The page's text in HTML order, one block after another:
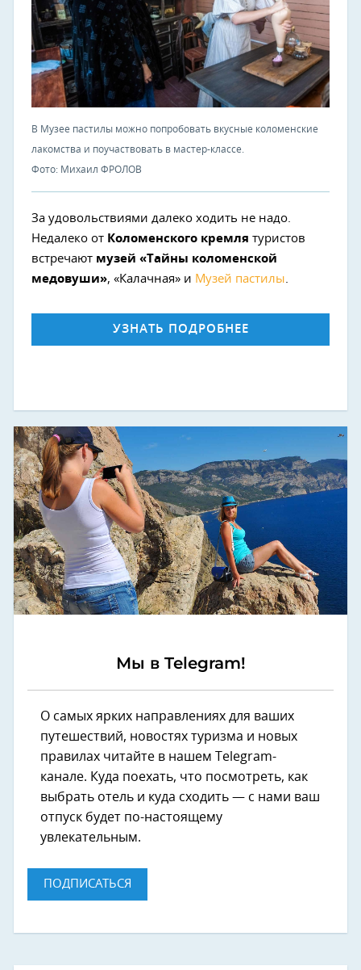
В Музее пастилы можно попробовать вкусные коломенские
лакомства и поучаствовать в мастер-классе.
Фото: Михаил ФРОЛОВ
За удовольствиями далеко ходить не надо.
Недалеко от Коломенского кремля туристов
встречают музей «Тайны коломенской
медовуши», «Калачная» и Музей пастилы
УЗНАТЬ ПОДРОБНЕЕ
Мы в Telegram!
О самых ярких направлениях для ваших
путешествий, новостях туризма и новых
правилах читайте в нашем Telegram-
канале. Куда поехать, что посмотреть, как
выбрать отель и куда сходить — с нами ваш
отпуск будет по-настоящему
увлекательным.
ПОДПИСАТЬСЯ